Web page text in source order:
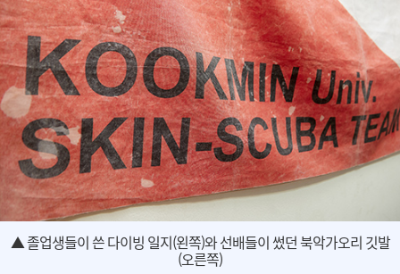
▲ 졸업생들이 쓴 다이빙 일지(왼쪽)와 선배들이 썼던 북악가오리 깃발
(오른쪽)